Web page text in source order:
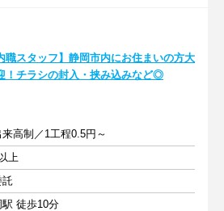
職スタッフ】静岡市内にお住まいの方大
！チラシの封入・挟み込みなど◎
高制／1工程0.5円～
上
託
駅 徒歩10分